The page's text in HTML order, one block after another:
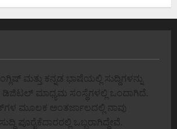
ಮತ್ತು ಕನ್ನಡ ಭಾಷೆಯಲ್ಲಿ ಸುದ್ದಿಗಳನ್ನು
ಡಿಜಿಟಲ್ ಮಾಧ್ಯಮ ಸಂಸ್ಥೆಗಳಲ್ಲಿ ಒಂದಾಗಿದೆ.
ಮೂಲಕ ಅಂತರ್ಜಾಲದಲ್ಲಿ ನಾವು
ಪೂರೈಕೆದಾರರಲ್ಲಿ ಒಬ್ಬರಾಗಿದ್ದೇವೆ.